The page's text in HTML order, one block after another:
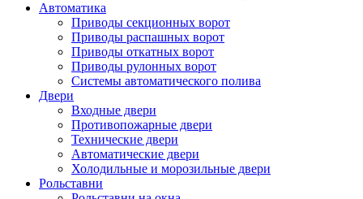
Автоматика
Приводы секционных ворот
Приводы распашных ворот
Приводы откатных ворот
Приводы рулонных ворот
Системы автоматического полива
Двери
Входные двери
Противопожарные двери
Технические двери
Автоматические двери
Холодильные и морозильные двери
Рольставни